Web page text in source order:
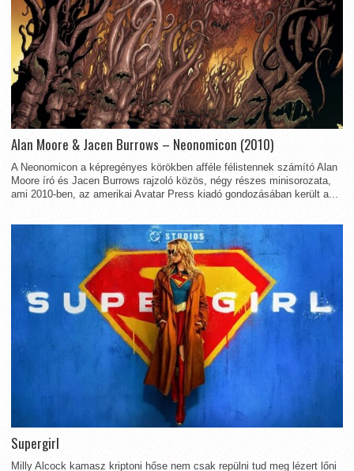
Alan Moore & Jacen Burrows – Neonomicon (2010)
A Neonomicon a képregényes körökben afféle félistennek számító Alan
Moore író és Jacen Burrows rajzoló közös, négy részes minisorozata,
ami 2010-ben, az amerikai Avatar Press kiadó gondozásában került a...
Supergirl
Milly Alcock kamasz kriptoni hőse nem csak repülni tud meg lézert lőni